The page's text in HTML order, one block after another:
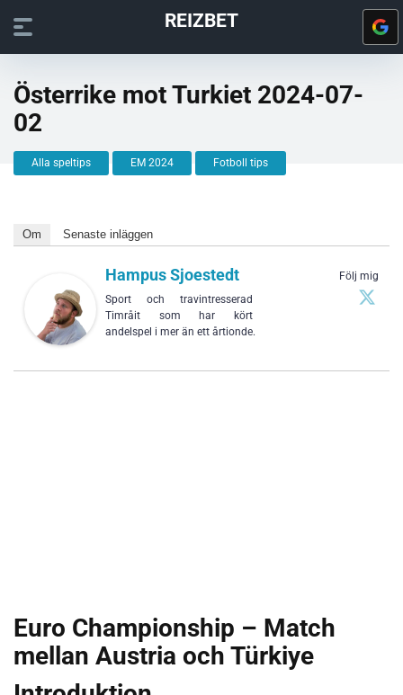
REIZBET
Österrike mot Turkiet 2024-07-
02
Alla speltips EM 2024 Fotboll tips
Om Senaste inläggen
Följ mig
Hampus Sjoestedt
Sport och travintresserad
Timråit som har kört
andelspel i mer än ett årtionde.
Euro Championship – Match
mellan Austria och Türkiye